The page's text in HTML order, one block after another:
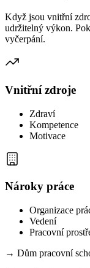
Když jsou vnitřní
udržitelný výkon.
vyčerpání.
Vnitřní zdroje
Zdraví
Kompetence
Motivace
Nároky práce
Organizace
Vedení
Pracovní
→ Dům pracovní